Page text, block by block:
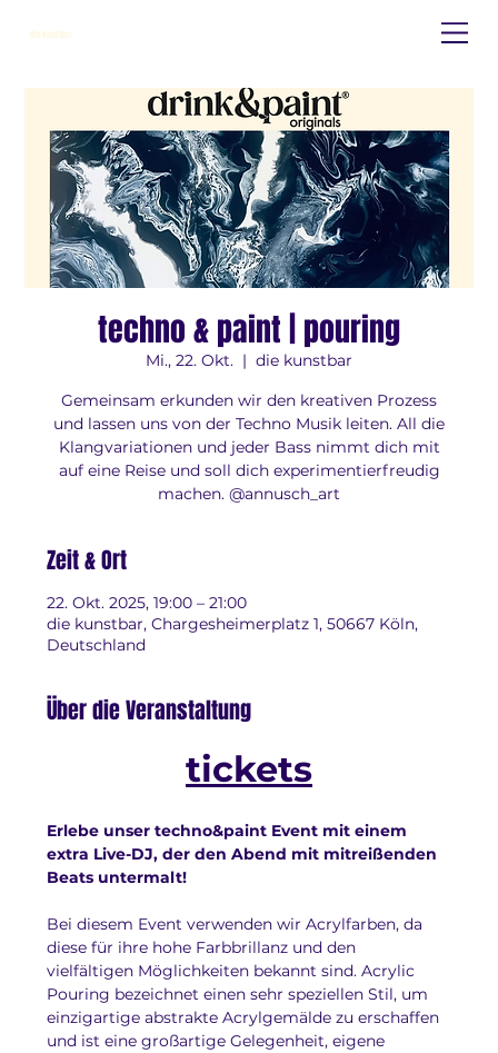
die kunstbar
techno & paint | pouring
Mi., 22. Okt.
  |
die kunstbar
Gemeinsam erkunden wir den kreativen Prozess
und lassen uns von der Techno Musik leiten. All die
Klangvariationen und jeder Bass nimmt dich mit
auf eine Reise und soll dich experimentierfreudig
machen. @annusch_art
Zeit & Ort
22. Okt. 2025, 19:00 – 21:00
die kunstbar, Chargesheimerplatz 1, 50667 Köln,
Deutschland
Über die Veranstaltung
tickets
Erlebe unser techno&paint Event mit einem
extra Live-DJ, der den Abend mit mitreißenden
Beats untermalt!
Bei diesem Event verwenden wir Acrylfarben, da
diese für ihre hohe Farbbrillanz und den
vielfältigen Möglichkeiten bekannt sind. Acrylic
Pouring bezeichnet einen sehr speziellen Stil, um
einzigartige abstrakte Acrylgemälde zu erschaffen
und ist eine großartige Gelegenheit, eigene